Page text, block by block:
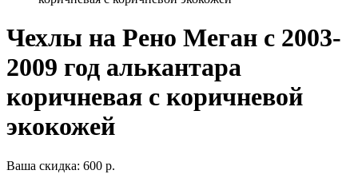
Чехлы на Рено Меган с 2003-
2009 год алькантара
коричневая с коричневой
экокожей
Ваша скидка: 600 р.